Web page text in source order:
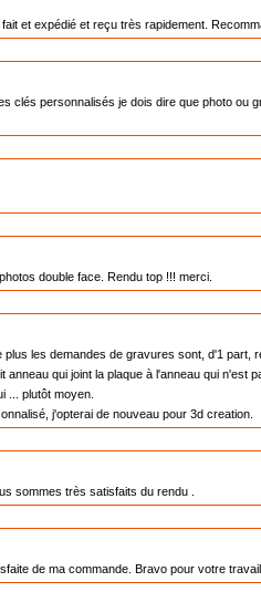
et expédié et reçu très rapidement.
clés personnalisés je dois dire que photo ou
double face. Rendu top !!! merci.
les demandes de gravures sont, d'1 part,
qui joint la plaque à l'anneau qui n'est
... plutôt moyen.
j'opterai de nouveau pour 3d creation.
sommes très satisfaits du rendu .
de ma commande. Bravo pour votre